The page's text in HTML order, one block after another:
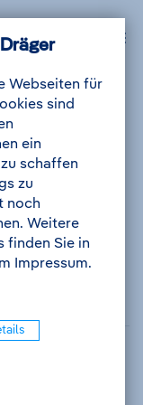
Webseiten für
sind
ein
schaffen
zu
noch
Weitere
finden Sie in
Impressum.
ins
Bewerbung